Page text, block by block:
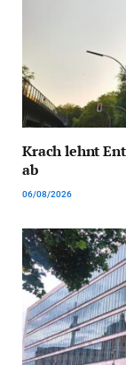
Krach lehnt
ab
06/08/2026